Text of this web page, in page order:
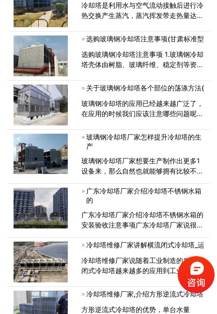
冷却塔是利用水与空气流动接触后进行冷
热交换产生蒸汽，蒸汽挥发带走热量达到
散去工业上或制冷空调中产生的余热来降
选购玻璃钢冷却塔注意事项(甘肃标准型
选购玻璃钢冷却塔注意事项 1.玻璃钢冷却
塔壳体由树脂、玻璃纤维、稳定剂等资料
于0.3 mm)，硬度韧度高，曲折强度好
示：一<
关于玻璃钢冷却塔各个部位的荡涤方法(
玻璃钢冷却塔的应用已经越来越广泛了，
在应用的时候我们应该注意哪些问题呢？
小编来为您简单介绍一下吧。 1、玻璃钢
冷却塔填料作为空气与冷却塔内介<
玻璃钢冷却塔厂家怎样提升冷却塔的生
产
玻璃钢冷却塔厂家想要生产制作出更多1
设备来，那么自然也就能够拥有比较不错
广东冷却塔厂家介绍冷却塔不锈钢水箱
的
广东冷却塔厂家介绍冷却塔不锈钢水箱的
安装验收注意事项广东冷却塔厂家说很多
冷却塔维修厂家讲解横流闭式冷却塔_运
冷却塔维修厂家说随着工业制造的发展，
闭式冷却塔越来越多的应用到工业冷却
中，闭式冷却塔有逆流型、横流型和复
冷却塔维修厂家,介绍方形逆流式冷却塔
方形逆流式冷却塔的优势，单台水量